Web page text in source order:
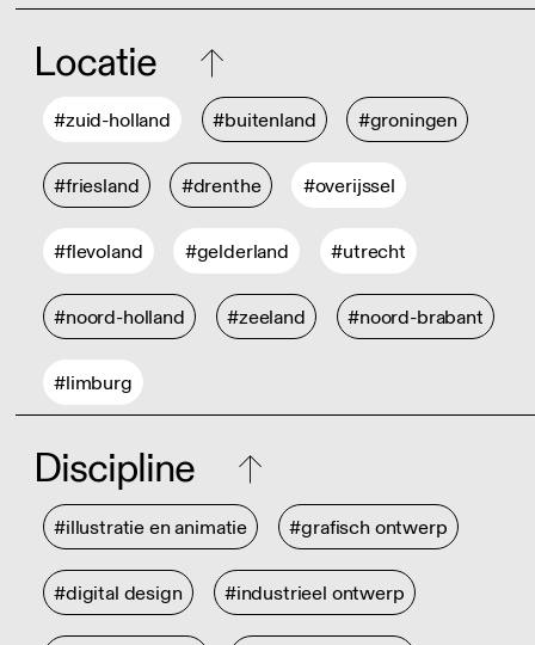
Locatie
#zuid-holland #buitenland #groningen
#friesland #drenthe #overijssel
#flevoland #gelderland #utrecht
#noord-holland #zeeland #noord-brabant
#limburg
Discipline
#illustratie en animatie #grafisch ontwerp
#digital design #industrieel ontwerp